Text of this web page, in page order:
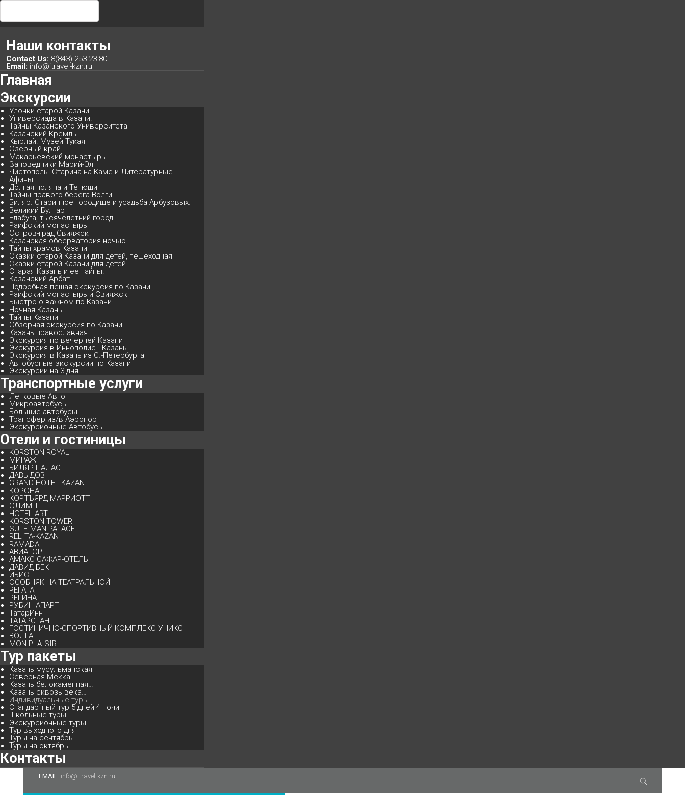
Наши контакты
Contact Us: 8(843) 253-23-80
Email: info@itravel-kzn.ru
Главная
Экскурсии
Улочки старой Казани
Универсиада в Казани.
Тайны Казанского Университета
Казанский Кремль
Кырлай. Музей Тукая
Озерный край
Макарьевский монастырь
Заповедники Марий-Эл
Чистополь. Старина на Каме и Литературные
Афины
Долгая поляна и Тетюши
Тайны правого берега Волги
Биляр. Старинное городище и усадьба Арбузовых.
Великий Булгар
Елабуга, тысячелетний город
Раифский монастырь
Остров-град Свияжск
Казанская обсерватория ночью
Тайны храмов Казани
Сказки старой Казани для детей, пешеходная
Сказки старой Казани для детей
Старая Казань и ее тайны.
Казанский Арбат
Подробная пешая экскурсия по Казани.
Раифский монастырь и Свияжск
Быстро о важном по Казани.
Ночная Казань
Тайны Казани
Обзорная экскурсия по Казани
Казань православная
Экскурсия по вечерней Казани
Экскурсия в Иннополис - Казань
Экскурсия в Казань из С.-Петербурга
Автобусные экскурсии по Казани
Экскурсии на 3 дня
Транспортные услуги
Легковые Авто
Микроавтобусы
Большие автобусы
Трансфер из/в Аэропорт
Экскурсионные Автобусы
Отели и гостиницы
KORSTON ROYAL
МИРАЖ
БИЛЯР ПАЛАС
ДАВЫДОВ
GRAND HOTEL KAZAN
КОРОНА
КОРТЪЯРД МАРРИОТТ
ОЛИМП
HOTEL ART
KORSTON TOWER
SULEIMAN PALACE
RELITA-KAZAN
RAMADA
АВИАТОР
АМАКС САФАР-ОТЕЛЬ
ДАВИД БЕК
ИБИС
ОСОБНЯК НА ТЕАТРАЛЬНОЙ
РЕГАТА
РЕГИНА
РУБИН АПАРТ
ТатарИнн
ТАТАРСТАН
ГОСТИНИЧНО-СПОРТИВНЫЙ КОМПЛЕКС УНИКС
ВОЛГА
MON PLAISIR
Тур пакеты
Казань мусульманская
Северная Мекка
Казань белокаменная…
Казань сквозь века…
Индивидуальные туры
Стандартный тур 5 дней 4 ночи
Школьные туры
Экскурсионные туры
Тур выходного дня
Туры на сентябрь
Туры на октябрь
Контакты
EMAIL: info@itravel-kzn.ru